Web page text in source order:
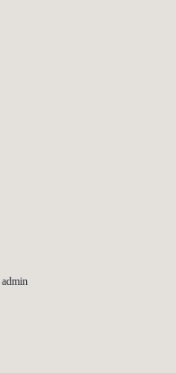
admin